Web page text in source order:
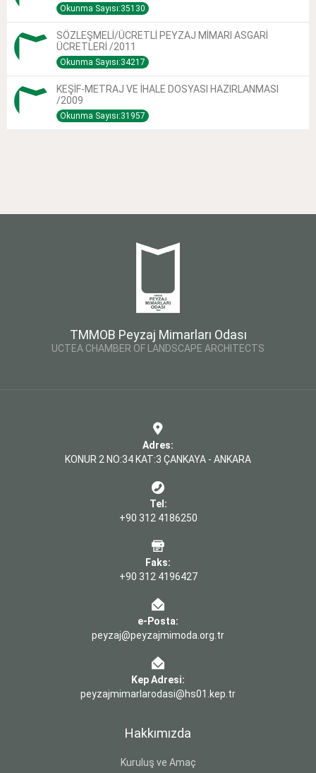
Okunma Sayısı:35130
SÖZLEŞMELİ/ÜCRETLİ PEYZAJ MİMARI ASGARİ
ÜCRETLERİ /2011
Okunma Sayısı:34217
KEŞİF-METRAJ VE İHALE DOSYASI HAZIRLANMASI
/2009
Okunma Sayısı:31957
TMMOB Peyzaj Mimarları Odası
UCTEA CHAMBER OF LANDSCAPE ARCHITECTS
Adres:
KONUR 2 NO:34 KAT:3 ÇANKAYA - ANKARA
Tel:
+90 312 4186250
Faks:
+90 312 4196427
e-Posta:
peyzaj@peyzajmimoda.org.tr
Kep Adresi:
peyzajmimarlarodasi@hs01.kep.tr
Hakkımızda
Kuruluş ve Amaç